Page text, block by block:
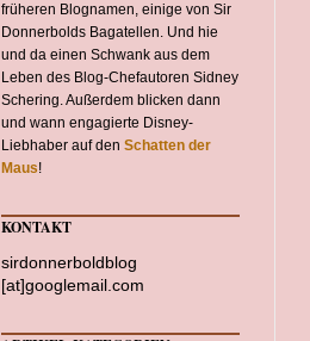
früheren Blognamen, einige von Sir
Donnerbolds Bagatellen. Und hie
und da einen Schwank aus dem
Leben des Blog-Chefautoren Sidney
Schering. Außerdem blicken dann
und wann engagierte Disney-
Liebhaber auf den Schatten der
Maus!
KONTAKT
sirdonnerboldblog
[at]googlemail.com